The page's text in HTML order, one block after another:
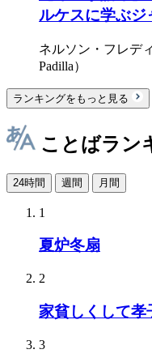
ルケスに学ぶジ
ネルソン・フレデ
Padilla）
ランキングをもっと見る
ことばラン
24時間 週間 月間
1
夏炉冬扇
2
家貧しくして孝
3